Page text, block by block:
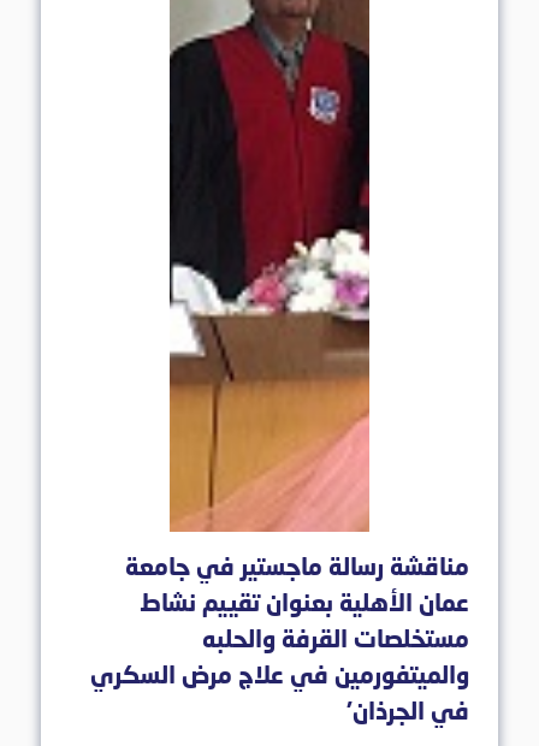
مناقشة رسالة ماجستير في جامعة
عمان الأهلية بعنوان تقييم نشاط
مستخلصات القرفة والحلبه
والميتفورمين في علاج مرض السكري
في الجرذان'